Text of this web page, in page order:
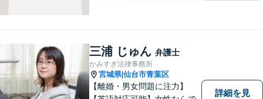
まず弁護士に相談してみてく
ださい。離婚問題／借金問題
／交通事故／刑事事件など、
幅広く対応。【夜間／休日対
応可能】
三浦 じゅん 弁護士
かみすぎ法律事務所
宮城県|仙台市青葉区
【離婚・男女問題に注力】
詳細を見